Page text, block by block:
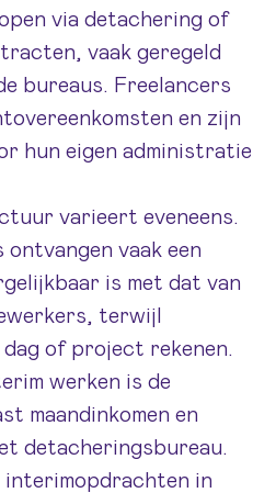
via detachering of
vaak geregeld
bureaus. Freelancers
en zijn
hun eigen administratie
varieert eveneens.
vaak een
is met dat van
terwijl
of project rekenen.
werken is de
maandinkomen en
detacheringsbureau.
interimopdrachten in